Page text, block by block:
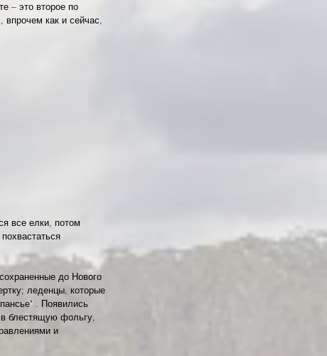
– это второе по
как и сейчас,
все елки, потом
до Нового
леденцы, которые
. Появились
блестящую фольгу,
и